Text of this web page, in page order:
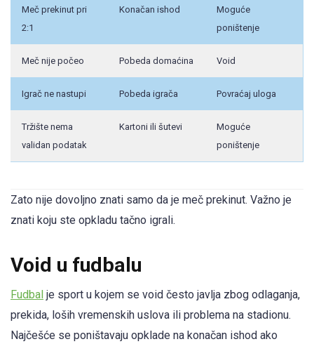
Meč prekinut pri
2:1
Konačan ishod
Moguće
poništenje
Meč nije počeo Pobeda domaćina Void
Igrač ne nastupi Pobeda igrača Povraćaj uloga
Tržište nema
validan podatak
Kartoni ili šutevi
Moguće
poništenje
Zato nije dovoljno znati samo da je meč prekinut. Važno je
znati koju ste opkladu tačno igrali.
Void u fudbalu
Fudbal je sport u kojem se void često javlja zbog odlaganja,
prekida, loših vremenskih uslova ili problema na stadionu.
Najčešće se poništavaju opklade na konačan ishod ako